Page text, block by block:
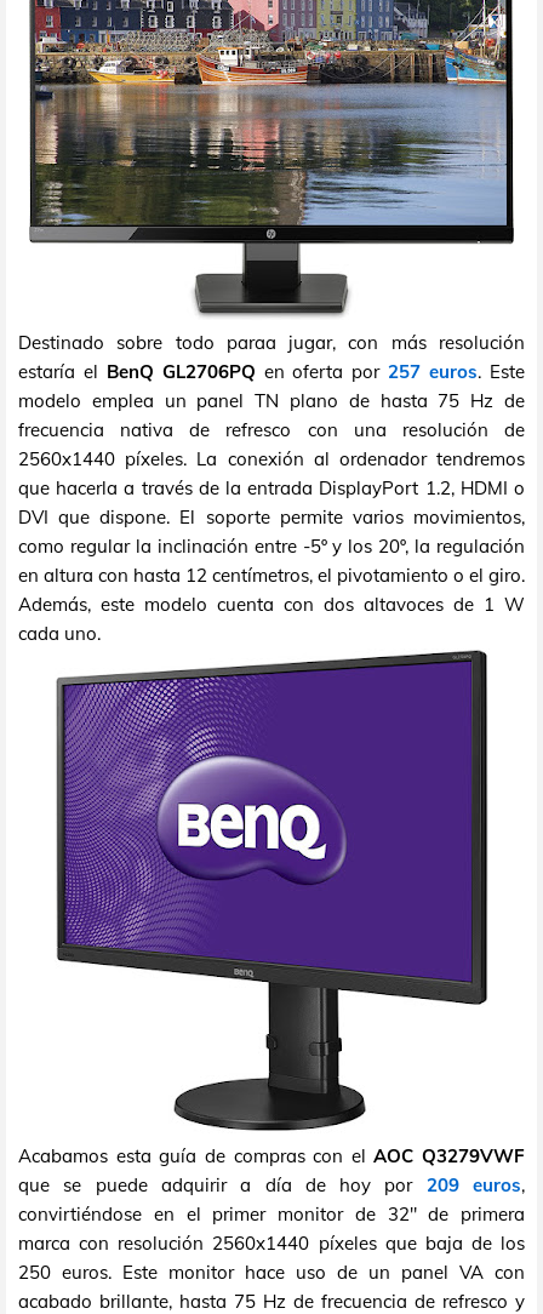
Destinado sobre todo paraa jugar, con más resolución
estaría el BenQ GL2706PQ en oferta por257 euros. Este
modelo emplea un panel TN plano de hasta 75 Hz de
frecuencia nativa de refresco con una resolución de
2560x1440 píxeles. La conexión al ordenador tendremos
que hacerla a través de la entrada DisplayPort 1.2, HDMI o
DVI que dispone. El soporte permite varios movimientos,
como regular la inclinación entre -5º y los 20º, la regulación
en altura con hasta 12 centímetros, el pivotamiento o el giro.
Además, este modelo cuenta con dos altavoces de 1 W
cada uno.
Acabamos esta guía de compras con elAOC Q3279VWF
que se puede adquirir a día de hoy por 209 euros,
convirtiéndose en el primer monitor de 32" de primera
marca con resolución 2560x1440 píxeles que baja de los
250 euros. Este monitor hace uso de un panel VA con
acabado brillante, hasta 75 Hz de frecuencia de refresco y